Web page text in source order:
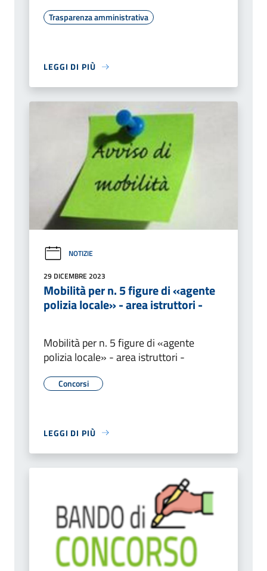
Trasparenza amministrativa
LEGGI DI PIÙ
NOTIZIE
29 DICEMBRE 2023
Mobilità per n. 5 figure di «agente
polizia locale» - area istruttori -
Mobilità per n. 5 figure di «agente
polizia locale» - area istruttori -
Concorsi
LEGGI DI PIÙ